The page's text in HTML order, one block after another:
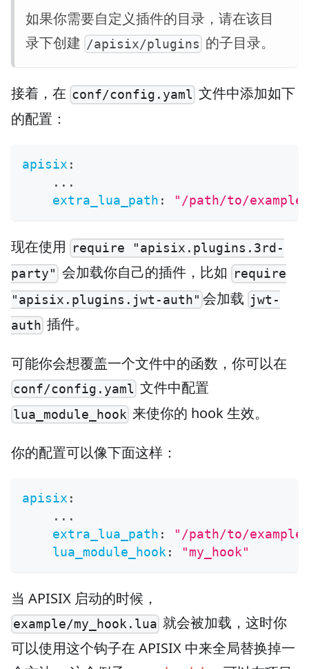
如果你需要自定义插件的目录，请在该目
录下创建 /apisix/plugins 的子目录。
接着，在 conf/config.yaml 文件中添加如下
的配置：
apisix :
...
extra_lua_path : "/path/to/
现在使用
require "apisix.plugins.3rd-
party" 会加载你自己的插件，比如 require
"apisix.plugins.jwt-auth" 会加载 jwt-
auth 插件。
可能你会想覆盖一个文件中的函数，你可以在
conf/config.yaml 文件中配置
lua_module_hook 来使你的 hook 生效。
你的配置可以像下面这样：
apisix :
...
extra_lua_path :
"/path/to/
lua_module_hook : "my_hook"
当 APISIX 启动的时候，
example/my_hook.lua 就会被加载，这时你
可以使用这个钩子在 APISIX 中来全局替换掉一